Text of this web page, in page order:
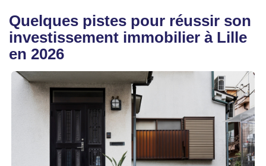
Quelques pistes pour réussir son
investissement immobilier à Lille
en 2026